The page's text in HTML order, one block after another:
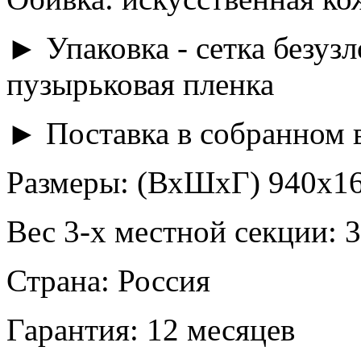
► Упаковка - сетка
пузырьковая пленка
► Поставка в собранном
Размеры: (ВхШхГ)
Вес 3-х местной секции:
Страна: Россия
Гарантия: 12 месяцев